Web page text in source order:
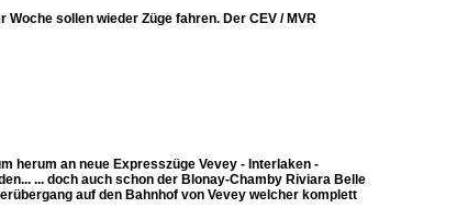
sollen wieder Züge fahren. Der CEV / MVR
herum an neue Expresszüge Vevey - Interlaken -
... doch auch schon der Blonay-Chamby Riviara Belle
auf den Bahnhof von Vevey welcher komplett